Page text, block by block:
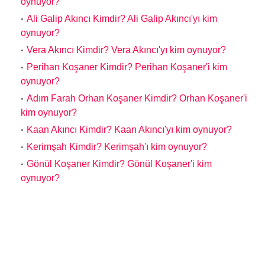
Ali Galip Akıncı Kimdir? Ali Galip Akıncı'yı kim
oynuyor?
Vera Akıncı Kimdir? Vera Akıncı'yı kim oynuyor?
Perihan Koşaner Kimdir? Perihan Koşaner'i kim
oynuyor?
Adım Farah Orhan Koşaner Kimdir? Orhan Koşaner'i
kim oynuyor?
Kaan Akıncı Kimdir? Kaan Akıncı'yı kim oynuyor?
Kerimşah Kimdir? Kerimşah'ı kim oynuyor?
Gönül Koşaner Kimdir? Gönül Koşaner'i kim
oynuyor?